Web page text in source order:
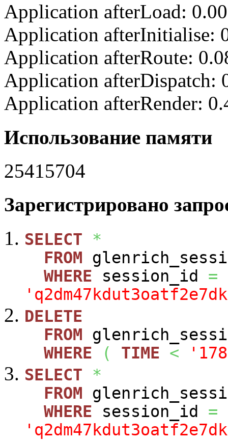
Application afterLoad:
Application afterInitialise:
Application afterRoute:
Application afterDispatch:
Application afterRender:
Использование памяти
25415704
Зарегистрировано
SELECT
*
FROM
WHERE session_id =
DELETE
FROM
WHERE
( TIME <
SELECT
*
FROM
WHERE session_id =